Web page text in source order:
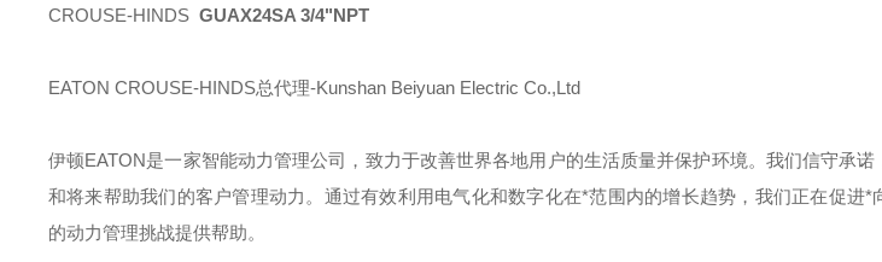
CROUSE-HINDS GUAX24SA 3/4"NPT
EATON CROUSE-HINDS总代理-Kunshan Beiyuan Electric Co.,Ltd
伊顿EATON是一家智能动力管理公司，致力于改善世界各地用户的生活质量并保护环境。我们信守承
和将来帮助我们的客户管理动力。通过有效利用电气化和数字化在*范围内的增长趋势，我们正在促进*
的动力管理挑战提供帮助。